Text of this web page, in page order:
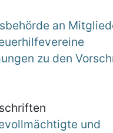
an
zu den
und